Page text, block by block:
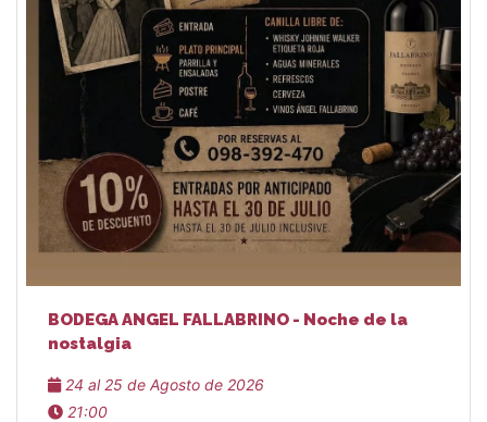
BODEGA ANGEL FALLABRINO - Noche de la
nostalgia
24 al 25 de Agosto de 2026
21:00